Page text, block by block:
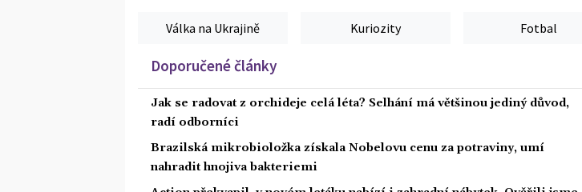
Válka na Ukrajině Kuriozity Fotbal
Doporučené články
Jak se radovat z orchideje celá léta? Selhání má většinou jediný důvod,
radí odborníci
Brazilská mikrobioložka získala Nobelovu cenu za potraviny, umí
nahradit hnojiva bakteriemi